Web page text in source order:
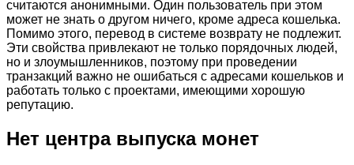
считаются анонимными. Один пользователь при этом
может не знать о другом ничего, кроме адреса кошелька.
Помимо этого, перевод в системе возврату не подлежит.
Эти свойства привлекают не только порядочных людей,
но и злоумышленников, поэтому при проведении
транзакций важно не ошибаться с адресами кошельков и
работать только с проектами, имеющими хорошую
репутацию.
Нет центра выпуска монет